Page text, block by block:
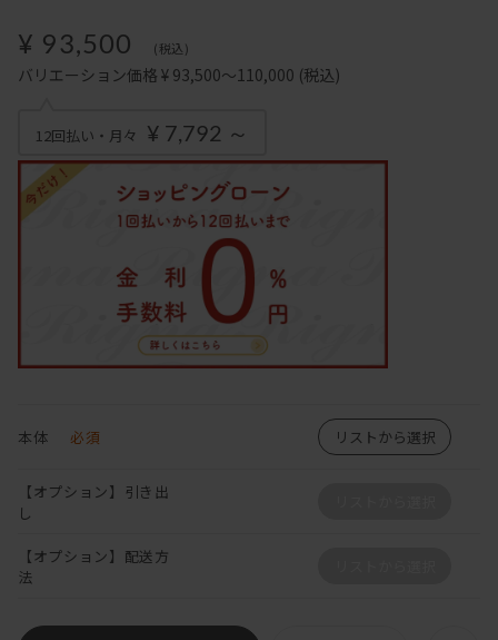
¥ 93,500 (税込)
バリエーション価格 ¥ 93,500～110,000 (税込)
12回払い・月々 ¥ 7,792 ～
本体 必須 リストから選択
【オプション】引き出
し
【オプション】配送方
法